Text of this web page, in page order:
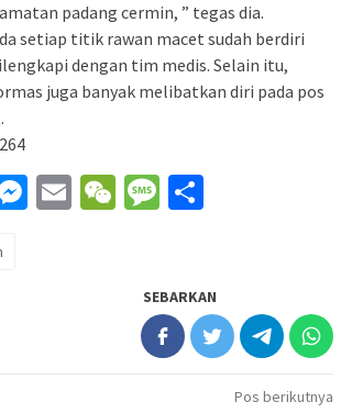
padang cermin, ” tegas dia.
setiap titik rawan macet sudah berdiri
dengan tim medis. Selain itu,
juga banyak melibatkan diri pada pos
264
Messenger
EmailWeChatMessage
SEBARKAN
Pos berikutnya